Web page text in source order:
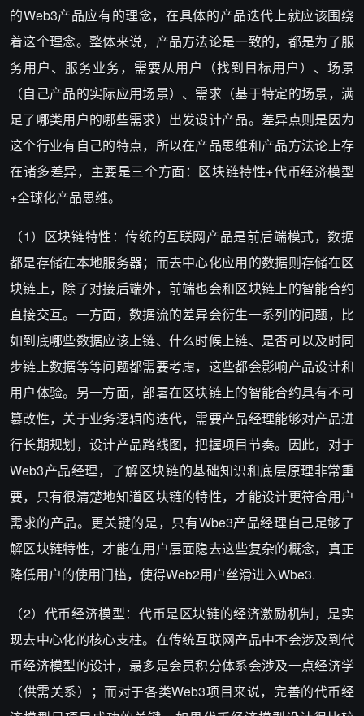
的Web3产品应有的理念，在具体的产品迭代上就应该围绕
着这个理念。整体来说，产品方法论是一致的，都是为了服
务用户、服务业务，需要从用户（找到目标用户）、场景
（自己产品的实际应用场景）、需求（基于特定的场景，满
足了哪类用户的哪些需求）出发设计产品。差异点则是因为
这个行业有自己的特点，所以在产品思维和产品方法论上存
在诸多差异，主要是三个方面：区块链特性+代币经济模型
+全球化产品思维。
（1）区块链特性：传统的互联网产品是前后端模式，数据
都是存储在本地服务器；而去中心化应用的数据则存储在区
块链上，除了对接后端外，前端也会和区块链上的智能合约
直接交互。一方面，数据流的差异会衍生一系列的问题，比
如到底哪些数据应该上链、什么时候上链、是否可以及时同
步链上数据等等问题都需要考虑，这些都会影响产品设计和
用户体验。另一方面，部署在区块链上的智能合约具有不可
篡改性，关于业务逻辑的迭代，需要产品经理能够对产品进
行长期规划，设计产品路线图，把握项目节奏。因此，对于
Web3产品经理，了解区块链的基础知识和底层原理非常重
要，只有很清楚地知道区块链的特性，才能设计更符合用户
需求的产品。更关键的是，只有Wbe3产品经理自己足够了
解区块链特性，才能在用户层面隐去这些复杂的概念，真正
降低用户的使用门槛，使得Web2用户丝滑进入Wbe3.
（2）代币经济模型：代币是区块链的经济激励机制，是实
现去中心化的核心支柱。在传统互联网产品中不会涉及到代
币经济模型的设计，最多是会员积分体系会涉及一点经济学
（供需关系）；而对于各类Web3项目来说，完善的代币经